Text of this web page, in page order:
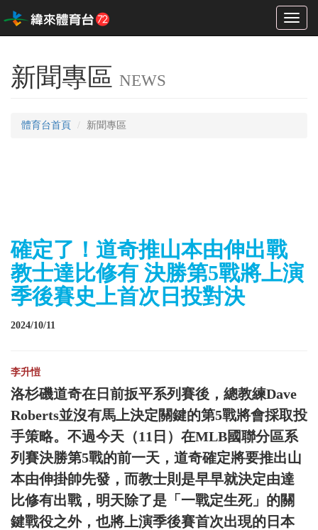
Toggle
新聞專區 NEWS
體育台首頁 新聞專區
確定了！道奇推山本由伸出戰
教士達比修有 決勝第5戰將上演
季後賽史上首次日投對決
2024/10/11
李升愷
洛杉磯道奇在日前扳平系列賽後，總教練Dave
Roberts並沒有馬上決定關鍵的第5戰將會採取投
手策略。不過今天（11日）在MLB國聯分區系
列賽決勝第5戰的前一天，道奇確定將要推出山
本由伸掛帥先發，而教士則是早早就決定由達
比修有出戰，明天除了是「一戰定生死」的關
鍵戰役之外，也將上演季後賽首次出現的日本